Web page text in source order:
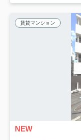
賃貸マンション
NEW